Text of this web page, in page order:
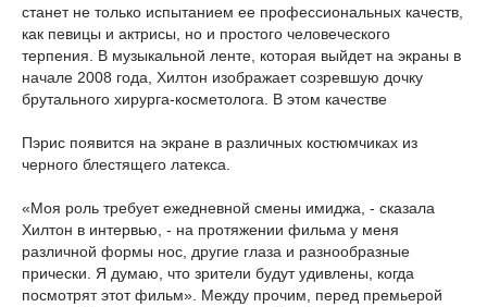
станет не только испытанием ее профессиональных качеств,
как певицы и актрисы, но и простого человеческого
терпения. В музыкальной ленте, которая выйдет на экраны в
начале 2008 года, Хилтон изображает созревшую дочку
брутального хирурга-косметолога. В этом качестве
Пэрис появится на экране в различных костюмчиках из
черного блестящего латекса.
«Моя роль требует ежедневной смены имиджа, - сказала
Хилтон в интервью, - на протяжении фильма у меня
различной формы нос, другие глаза и разнообразные
прически. Я думаю, что зрители будут удивлены, когда
посмотрят этот фильм». Между прочим, перед премьерой